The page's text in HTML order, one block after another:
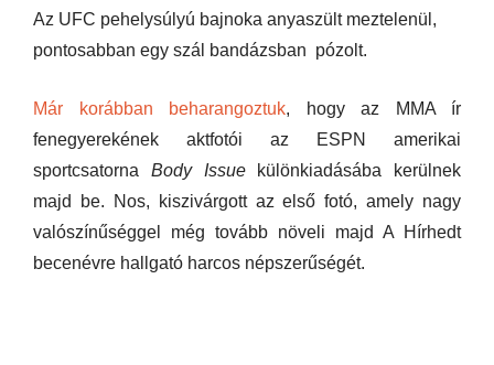
Az UFC pehelysúlyú bajnoka anyaszült meztelenül,
pontosabban egy szál bandázsban pózolt.
Már korábban beharangoztuk, hogy az MMA ír
fenegyerekének aktfotói az ESPN amerikai
sportcsatorna Body Issuekülönkiadásába kerülnek
majd be. Nos, kiszivárgott az első fotó, amely nagy
valószínűséggel még tovább növeli majd A Hírhedt
becenévre hallgató harcos népszerűségét.